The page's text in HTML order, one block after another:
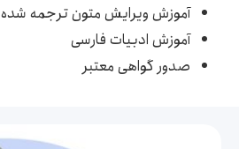
آموزش ویرایش متون ترجمه شده
آموزش ادبیات فارسی
صدور گواهی معتبر